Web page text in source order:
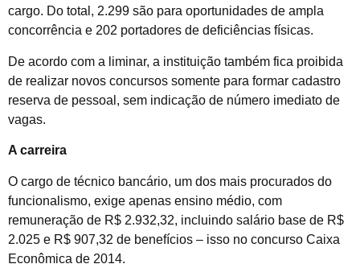
cargo. Do total, 2.299 são para oportunidades de ampla
concorrência e 202 portadores de deficiências físicas.
De acordo com a liminar, a instituição também fica proibida
de realizar novos concursos somente para formar cadastro
reserva de pessoal, sem indicação de número imediato de
vagas.
A carreira
O cargo de técnico bancário, um dos mais procurados do
funcionalismo, exige apenas ensino médio, com
remuneração de R$ 2.932,32, incluindo salário base de R$
2.025 e R$ 907,32 de benefícios – isso no concurso Caixa
Econômica de 2014.